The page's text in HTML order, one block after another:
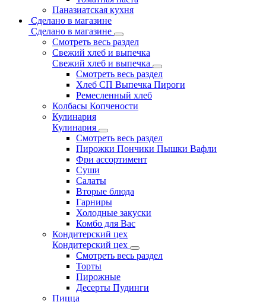
Паназиатская кухня
Сделано в магазине
Сделано в магазине
Смотреть весь раздел
Свежий хлеб и выпечка
Свежий хлеб и выпечка
Смотреть весь раздел
Хлеб СП Выпечка Пироги
Ремесленный хлеб
Колбасы Копчености
Кулинария
Кулинария
Смотреть весь раздел
Пирожки Пончики Пышки Вафли
Фри ассортимент
Суши
Салаты
Вторые блюда
Гарниры
Холодные закуски
Комбо для Вас
Кондитерский цех
Кондитерский цех
Смотреть весь раздел
Торты
Пирожные
Десерты Пудинги
Пицца